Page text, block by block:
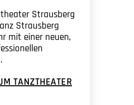
Strausberg
Strausberg
mit einer neuen,
TANZTHEATER